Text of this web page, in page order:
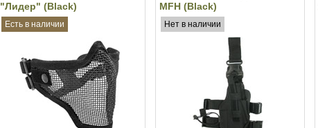
"Лидер" (Black)
Есть в наличии
MFH (Black)
Нет в наличии